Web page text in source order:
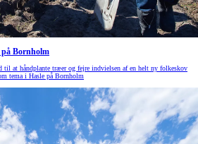
på Bornholm
til at håndplante træer og fejre indvielsen af en helt ny folkeskov
tema i Hasle på Bornholm